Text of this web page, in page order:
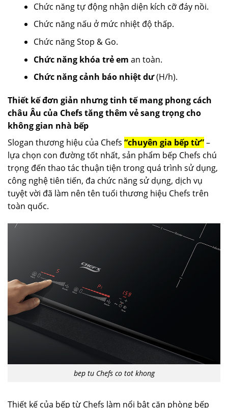
Chức năng tự động nhận diện kích cỡ đáy nồi.
Chức năng nấu ở mức nhiệt độ thấp.
Chức năng Stop & Go.
Chức năng khóa trẻ em an toàn.
Chức năng cảnh báo nhiệt dư(H/h).
Thiết kế đơn giản nhưng tinh tế mang phong cách
châu Âu của Chefs tăng thêm vẻ sang trọng cho
không gian nhà bếp
Slogan thương hiệu của Chefs “chuyên gia bếp từ”–
lựa chọn con đường tốt nhất, sản phẩm bếp Chefs chú
trọng đến thao tác thuận tiện trong quá trình sử dụng,
công nghệ tiên tiến, đa chức năng sử dụng, dịch vụ
tuyệt vời đã làm nên tên tuổi thương hiệu Chefs trên
toàn quốc.
bep tu Chefs co tot khong
Thiết kế của bếp từ Chefs làm nổi bật căn phòng bếp